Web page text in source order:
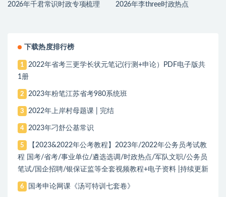
2026年千君常识时政专项梳理 2026年李three时政热点
下载热度排行榜
1
2022年省考三更学长状元笔记(行测+申论）PDF电子版共
1册
2 2023年粉笔江苏省考980系统班
3 2022年上岸村母题课 | 完结
4 2023年刁舒公基常识
5
【2023&2022年公考教程】2023年/2022年公务员考试教
程 国考/省考/事业单位/遴选选调/时政热点/军队文职/公务员
笔试/国企招聘/银保证监等全套视频教程+电子资料 |持续更新
6 国考申论网课《汤可特训七套卷》